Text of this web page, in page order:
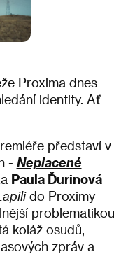
Proxima dnes
identity. Ať
představí v
- Neplacené
Paula Ďurinová
do Proximy
problematikou
koláž osudů,
zpráv a